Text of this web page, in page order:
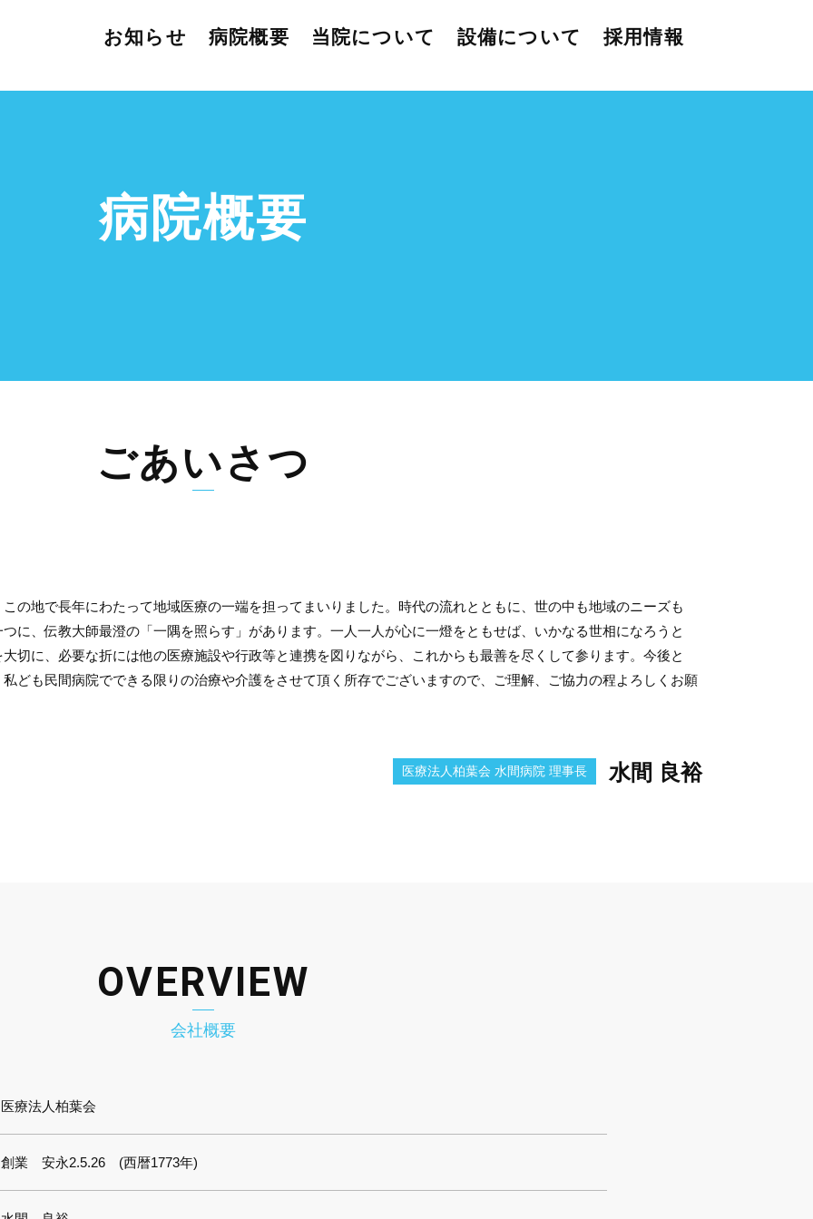
お知らせ 病院概要 当院について 設備について 採用情報
病院概要
ごあいさつ
地で長年にわたって地域医療の一端を担ってまいりました。時代の流れとともに、世の中も地域のニーズも
に、伝教大師最澄の「一隅を照らす」があります。一人一人が心に一燈をともせば、いかなる世相になろうと
切に、必要な折には他の医療施設や行政等と連携を図りながら、これからも最善を尽くして参ります。今後と
ども民間病院でできる限りの治療や介護をさせて頂く所存でございますので、ご理解、ご協力の程よろしくお願
医療法人柏葉会 水間病院 理事長 水間 良裕
OVERVIEW
会社概要
医療法人柏葉会
創業 安永2.5.26 (西暦1773年)